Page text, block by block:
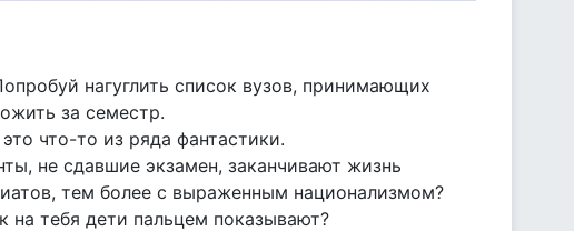
нагуглить список вузов, принимающих
за семестр.
что-то из ряда фантастики.
не сдавшие экзамен, заканчивают жизнь
тем более с выраженным национализмом?
на тебя дети пальцем показывают?